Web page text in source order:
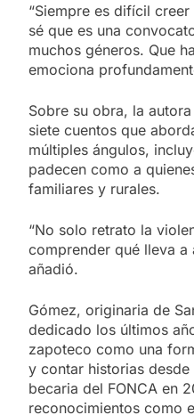
“Siempre es difícil
sé que es una
muchos géneros. Que
emociona
Sobre su obra, la
siete cuentos que
múltiples ángulos,
padecen como a
familiares y rurales.
“No solo retrato la
comprender qué lleva a
añadió.
Gómez, originaria de
dedicado los últimos
zapoteco como una
y contar historias desde
becaria del FONCA en
reconocimientos como